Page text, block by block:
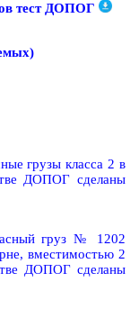
тест ДОПОГ
грузы класса 2 в
ДОПОГ сделаны
груз № 1202
вместимостью 2
ДОПОГ сделаны